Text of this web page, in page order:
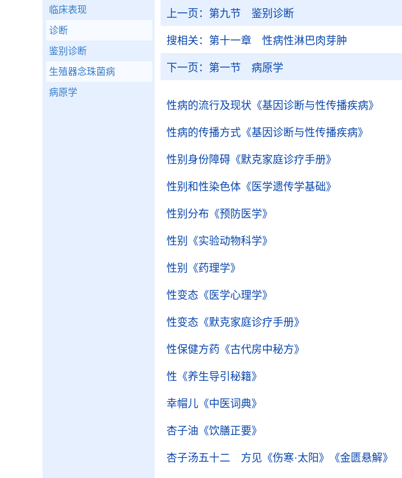
上一页： 第九节 鉴别诊断
搜相关： 第十一章 性病性淋巴肉芽肿
下一页： 第一节 病原学
性病的流行及现状 《基因诊断与性传播疾病》
性病的传播方式 《基因诊断与性传播疾病》
性别身份障碍 《默克家庭诊疗手册》
性别和性染色体 《医学遗传学基础》
性别分布 《预防医学》
性别 《实验动物科学》
性别 《药理学》
性变态 《医学心理学》
性变态 《默克家庭诊疗手册》
性保健方药 《古代房中秘方》
性 《养生导引秘籍》
幸帽儿 《中医词典》
杏子油 《饮膳正要》
杏子汤五十二 方见《伤寒·太阳》 《金匮悬解》
临床表现
诊断
鉴别诊断
生殖器念珠菌病
病原学